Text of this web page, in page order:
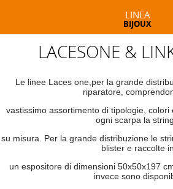
LINEA
BIJOUX
LACESONE &
Le linee Laces one,per la grande
riparatore,
vastissimo assortimento di tipologie,
ogni scarpa la
su misura. Per la grande distribuzione le
blister e raccolte in
un espositore di dimensioni 50x50x197
invece sono